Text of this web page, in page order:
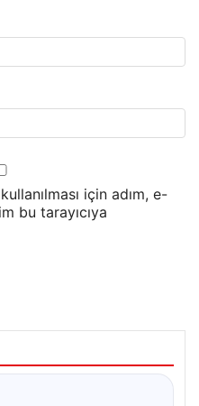
için adım, e-
bu tarayıcıya